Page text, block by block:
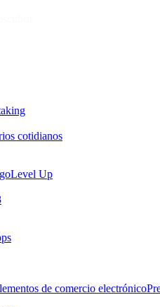
cotidianos
Level Up
de comercio electrónico